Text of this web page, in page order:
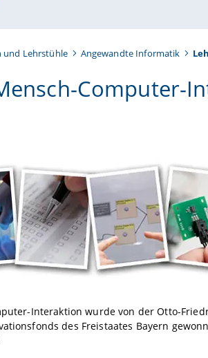
und Lehrstühle Angewandte Informatik
Computer-
Interaktion wurde von der Otto-
des Freistaates Bayern